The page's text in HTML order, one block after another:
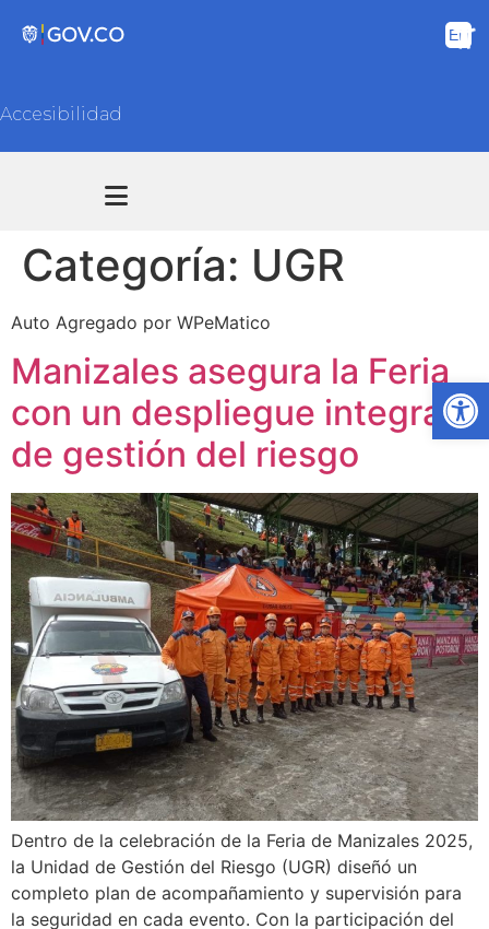
Accesibilidad
Categoría: UGR
Auto Agregado por WPeMatico
Manizales asegura la Feria
con un despliegue integral
de gestión del riesgo
Dentro de la celebración de la Feria de Manizales 2025,
la Unidad de Gestión del Riesgo (UGR) diseñó un
completo plan de acompañamiento y supervisión para
la seguridad en cada evento. Con la participación del